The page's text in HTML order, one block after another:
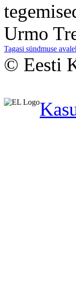
Tagasi sündmuse
© Eesti